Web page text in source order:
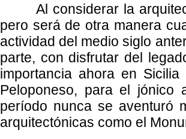
Al considerar la
pero será de otra manera
actividad del medio siglo
parte, con disfrutar del
importancia ahora en
Peloponeso, para el jónico
período nunca se aventuró
arquitectónicas como el